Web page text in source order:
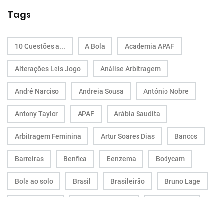
Tags
10 Questões a... A Bola Academia APAF
Alterações Leis Jogo Análise Arbitragem
André Narciso Andreia Sousa António Nobre
Antony Taylor APAF Arábia Saudita
Arbitragem Feminina Artur Soares Dias Bancos
Barreiras Benfica Benzema Bodycam
Bola ao solo Brasil Brasileirão Bruno Lage